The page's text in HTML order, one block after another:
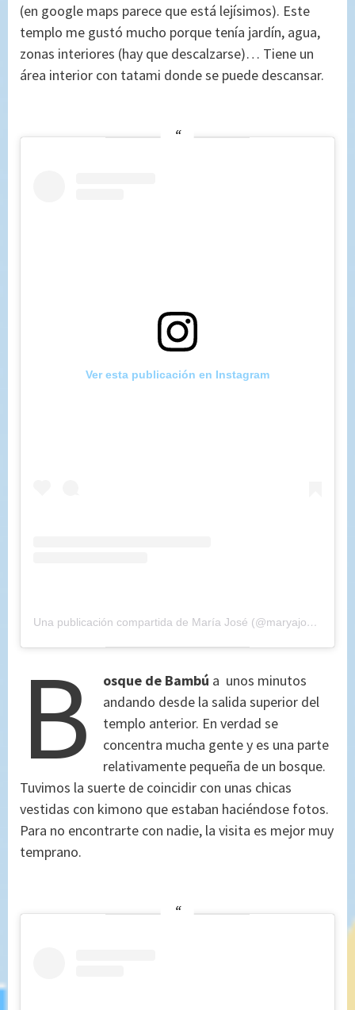
(en google maps parece que está lejísimos). Este
templo me gustó mucho porque tenía jardín, agua,
zonas interiores (hay que descalzarse)… Tiene un
área interior con tatami donde se puede descansar.
Ver esta publicación en Instagram
Una publicación compartida de María José (@maryajosess)
B osque de Bambú a unos minutos
andando desde la salida superior del
templo anterior. En verdad se
concentra mucha gente y es una parte
relativamente pequeña de un bosque.
Tuvimos la suerte de coincidir con unas chicas
vestidas con kimono que estaban haciéndose fotos.
Para no encontrarte con nadie, la visita es mejor muy
temprano.